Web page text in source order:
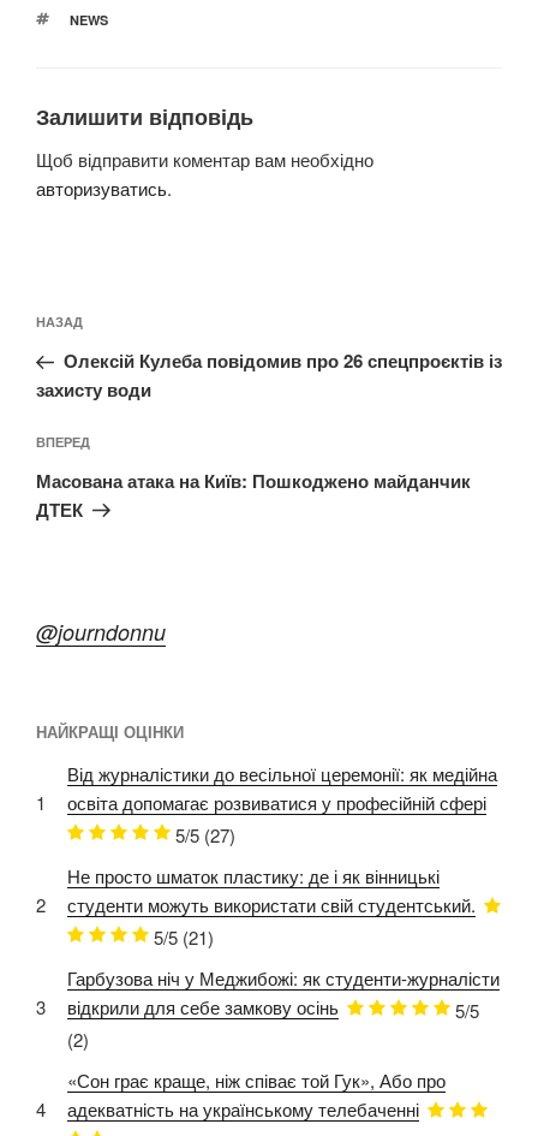
ПОЗНАЧКИ
NEWS
Залишити відповідь
Щоб відправити коментар вам необхідно
авторизуватись.
записів
Попередній
запис:
НАЗАД
Олексій Кулеба повідомив про 26 спецпроєктів із
захисту води
Наступний
запис
ВПЕРЕД
Масована атака на Київ: Пошкоджено майданчик
ДТЕК
@journdonnu
НАЙКРАЩІ ОЦІНКИ
1
Від журналістики до весільної церемонії: як медійна
освіта допомагає розвиватися у професійній сфері
5/5 (27)
2
Не просто шматок пластику: де і як вінницькі
студенти можуть використати свій студентський.
5/5 (21)
3
Гарбузова ніч у Меджибожі: як студенти-журналісти
відкрили для себе замкову осінь
5/5
(2)
4
«Сон грає краще, ніж співає той Гук», Або про
адекватність на українському телебаченні